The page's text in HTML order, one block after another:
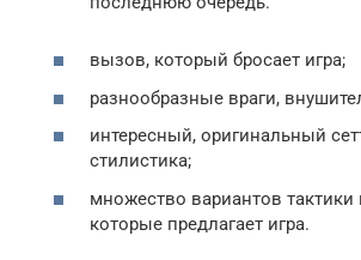
вызов, который бросает игра;
разнообразные враги,
интересный, оригинальный
стилистика;
множество вариантов тактики
которые предлагает игра.